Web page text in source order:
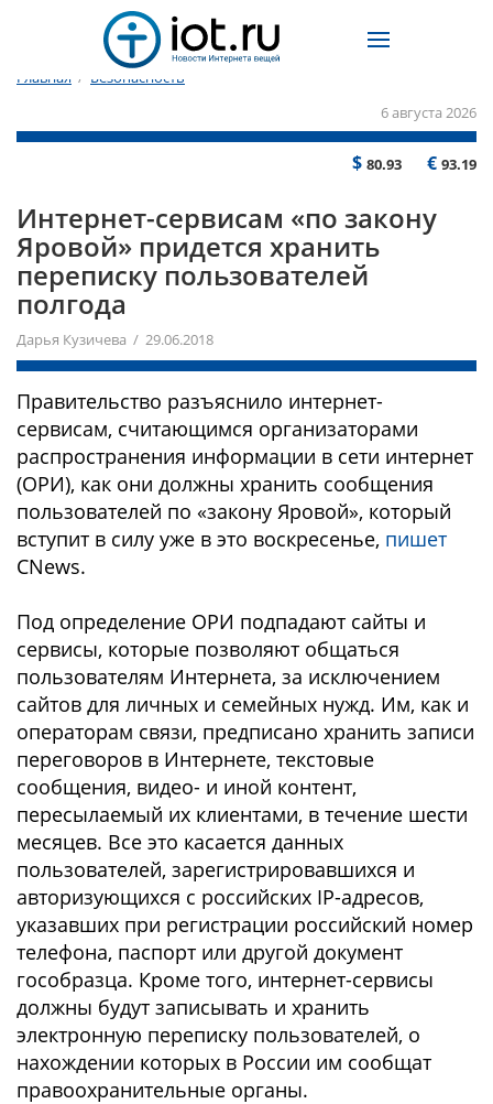
Главная / Безопасность
6 августа 2026
$ 80.93 € 93.19
Интернет-сервисам «по закону
Яровой» придется хранить
переписку пользователей
полгода
Дарья Кузичева / 29.06.2018
Правительство разъяснило интернет-
сервисам, считающимся организаторами
распространения информации в сети интернет
(ОРИ), как они должны хранить сообщения
пользователей по «закону Яровой», который
вступит в силу уже в это воскресенье, пишет
CNews.
Под определение ОРИ подпадают сайты и
сервисы, которые позволяют общаться
пользователям Интернета, за исключением
сайтов для личных и семейных нужд. Им, как и
операторам связи, предписано хранить записи
переговоров в Интернете, текстовые
сообщения, видео- и иной контент,
пересылаемый их клиентами, в течение шести
месяцев. Все это касается данных
пользователей, зарегистрировавшихся и
авторизующихся с российских IP-адресов,
указавших при регистрации российский номер
телефона, паспорт или другой документ
гособразца. Кроме того, интернет-сервисы
должны будут записывать и хранить
электронную переписку пользователей, о
нахождении которых в России им сообщат
правоохранительные органы.